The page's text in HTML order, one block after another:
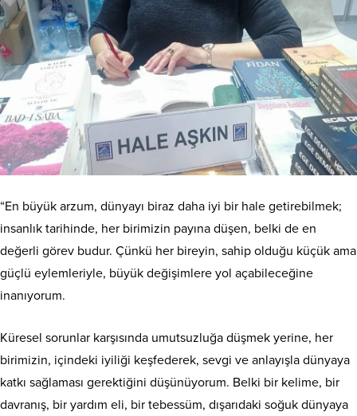
“En büyük arzum, dünyayı biraz daha iyi bir hale getirebilmek;
insanlık tarihinde, her birimizin payına düşen, belki de en
değerli görev budur. Çünkü her bireyin, sahip olduğu küçük ama
güçlü eylemleriyle, büyük değişimlere yol açabileceğine
inanıyorum.
Küresel sorunlar karşısında umutsuzluğa düşmek yerine, her
birimizin, içindeki iyiliği keşfederek, sevgi ve anlayışla dünyaya
katkı sağlaması gerektiğini düşünüyorum. Belki bir kelime, bir
davranış, bir yardım eli, bir tebessüm, dışarıdaki soğuk dünyaya